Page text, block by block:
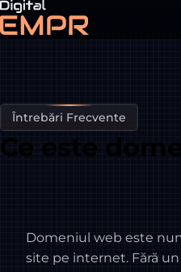
Întrebări Frecvente
Ce este
Domeniul web este
site pe internet. Fără